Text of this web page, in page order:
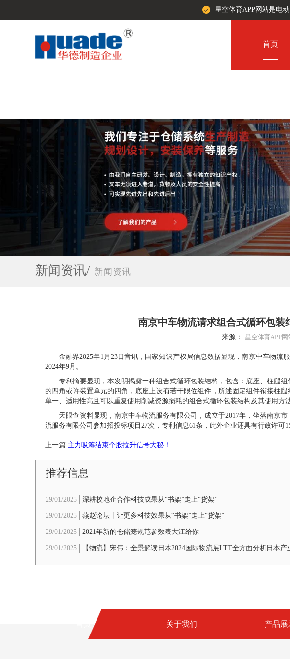
星空体育APP网站是电
首页
新闻资讯/ 新闻资讯
南京中车物流请求组合式循环包
来源： 星空体育APP网
金融界2025年1月23日音讯，国家知识产权局信息数据显现，南京中车物流服
2024年9月。
专利摘要显现，本发明揭露一种组合式循环包装结构，包含：底座、柱腿组
的四角或许装置单元的四角，底座上设有若干限位组件，所述固定组件衔接柱
单一、适用性高且可以重复使用削减资源损耗的组合式循环包装结构及其使用方法
天眼查资料显现，南京中车物流服务有限公司，成立于2017年，坐落南京市
流服务有限公司参加招投标项目27次，专利信息61条，此外企业还具有行政许可15
上一篇:主力吸筹结束个股拉升信号大秘！
推荐信息
29/01/2025 深耕校地企合作科技成果从“书架”走上“货架”
29/01/2025 燕赵论坛丨让更多科技效果从“书架”走上“货架”
29/01/2025
2021年新的仓储笼规范参数表大江给你
29/01/2025
【物流】宋伟：全景解读日本2024国际物流展LTT全方面分析日本产
关于我们 产品展